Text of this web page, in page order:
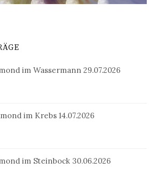
im Wassermann 29.07.2026
im Krebs 14.07.2026
im Steinbock 30.06.2026